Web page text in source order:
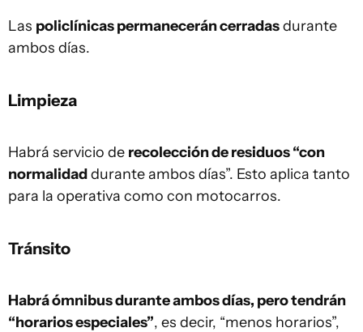
Las policlínicas permanecerán cerradasdurante
ambos días.
Limpieza
Habrá servicio de recolección de residuos “con
normalidaddurante ambos días”. Esto aplica tanto
para la operativa como con motocarros.
Tránsito
Habrá ómnibus durante ambos días, pero tendrán
“horarios especiales”, es decir, “menos horarios”,